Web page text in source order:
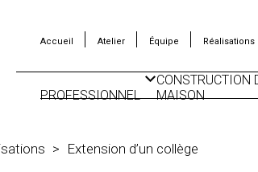
Accueil Atelier Équipe Réalisations
PROFESSIONNEL
HÔTELS
CONSTRUCTION
MAISON
COLLECTIFS
> Extension d’un collège